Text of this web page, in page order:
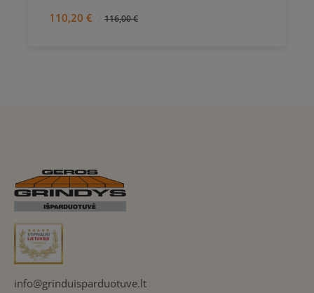
110,20 € 116,00 €
info@grinduisparduotuve.lt